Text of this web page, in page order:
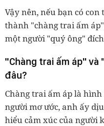
Vậy nên, nếu bạn có
thành "chàng trai ấm
một người "quý ông"
"Chàng trai ấm áp" và
đâu?
Chàng trai ấm áp là
người mơ ước, anh ấy
hiểu cảm xúc của người